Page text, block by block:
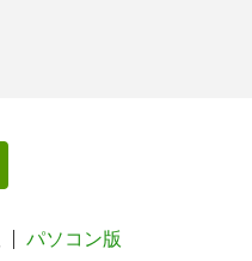
パソコン版